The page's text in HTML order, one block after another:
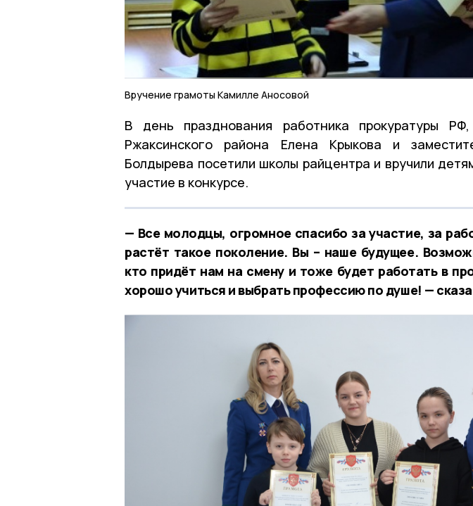
Вручение грамоты Камилле Аносовой
В день празднования работника прокуратуры
Ржаксинского района Елена Крыкова и
Болдырева посетили школы райцентра и вручили
участие в конкурсе.
— Все молодцы, огромное спасибо за участие, за
растёт такое поколение. Вы – наше будущее.
кто придёт нам на смену и тоже будет работать в
хорошо учиться и выбрать профессию по душе! —